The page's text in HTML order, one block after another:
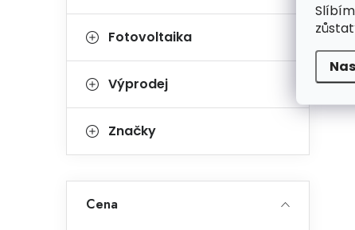
Fotovoltaika
Výprodej
Značky
Cena